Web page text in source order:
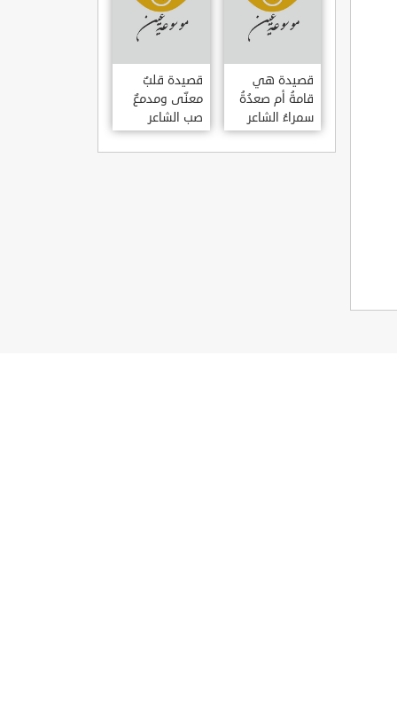
قصيدة هي
قامةُ أم صعدُةُ
سمراءُ الشاعر
سيف الدين
المشد
قصيدة قلبٌ
معنّى ومدمعٌ
صب الشاعر
سيف الدين
المشد